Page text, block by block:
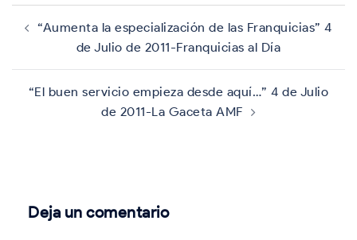
Navegación
de
entradas
“Aumenta la especialización de las Franquicias” 4
de Julio de 2011-Franquicias al Día
“El buen servicio empieza desde aquí…” 4 de Julio
de 2011-La Gaceta AMF
Deja un comentario